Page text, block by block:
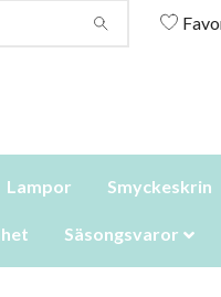
Lampor Smyckeskrin
Säsongsvaror